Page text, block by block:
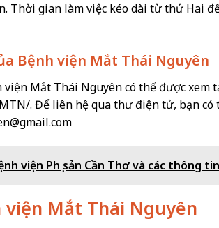
Thời gian làm việc kéo dài từ thứ Hai
Bệnh viện Mắt Thái Nguyên
Mắt Thái Nguyên có thể được xem
. Để liên hệ qua thư điện tử, bạn có
viện Phụ sản Cần Thơ và các thông
viện Mắt Thái Nguyên